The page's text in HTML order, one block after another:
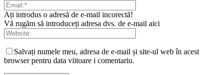
Ați introdus o adresă de e-mail incorectă!
Vă rugăm să introduceți adresa dvs. de e-mail aici
Salvați numele meu, adresa de e-mail și site-ul web în acest
browser pentru data viitoare i comentariu.